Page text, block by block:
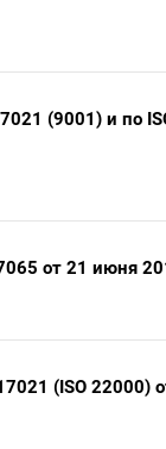
(9001) и по
от 21 июня
(ISO 22000)